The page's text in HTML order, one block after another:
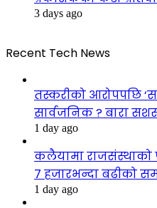
3 days ago
Recent Tech News
तस्करीको आरोपपछि
सार्वजनिक ? बारा
1 day ago
कलैयामा राजसंस्थाको
७ हजारभन्दा बढीको
1 day ago